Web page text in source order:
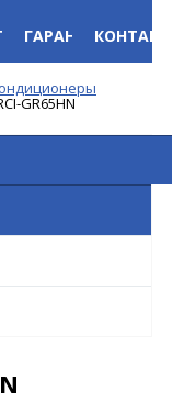
ГАРАНТИЯ
GR65HN